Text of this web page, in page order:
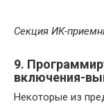
Секция ИК-
9.
включения-
Некоторые из